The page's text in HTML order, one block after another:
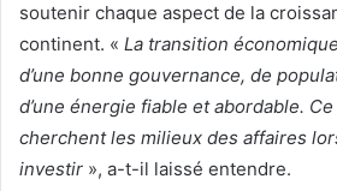
soutenir chaque aspect de la
continent. « La transition
d’une bonne gouvernance, de
d’une énergie fiable et abordable.
cherchent les milieux des affaires
investir », a-t-il laissé entendre.